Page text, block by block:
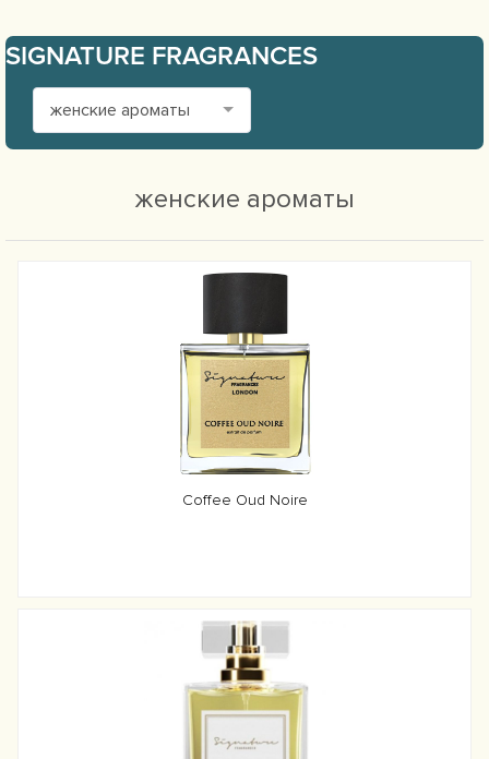
SIGNATURE FRAGRANCES
женские ароматы
женские ароматы
Coffee Oud Noire